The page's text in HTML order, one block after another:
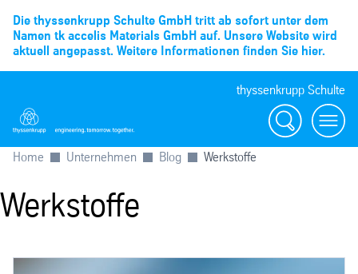
Die thyssenkrupp Schulte GmbH tritt ab sofort unter dem
Namen tk accelis Materials GmbH auf. Unsere Website wird
aktuell angepasst. Weitere Informationen finden Sie hier.
thyssenkrupp Schulte
Suche
Menü
Home Unternehmen Blog Werkstoffe
Werkstoffe